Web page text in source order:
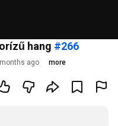
hang #266
ago more